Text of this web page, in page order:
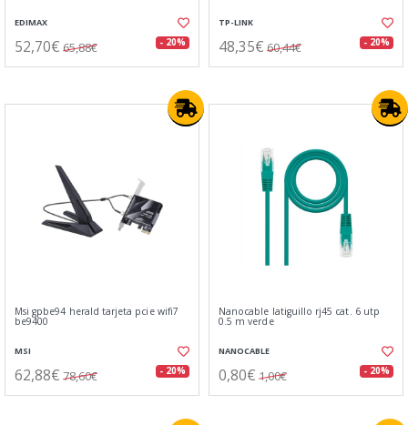
EDIMAX
52,70€ 65,88€ - 20%
TP-LINK
48,35€ 60,44€ - 20%
Msi gpbe94 herald tarjeta pcie wifi7
be9400
MSI
62,88€ 78,60€ - 20%
Nanocable latiguillo rj45 cat. 6 utp
0.5 m verde
NANOCABLE
0,80€ 1,00€ - 20%